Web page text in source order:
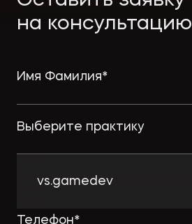
на консультацию
Выберите практику
vs.gamedev